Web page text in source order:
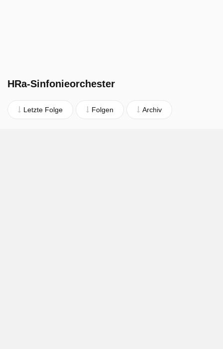
HRa-Sinfonieorchester
Letzte Folge Folgen Archiv